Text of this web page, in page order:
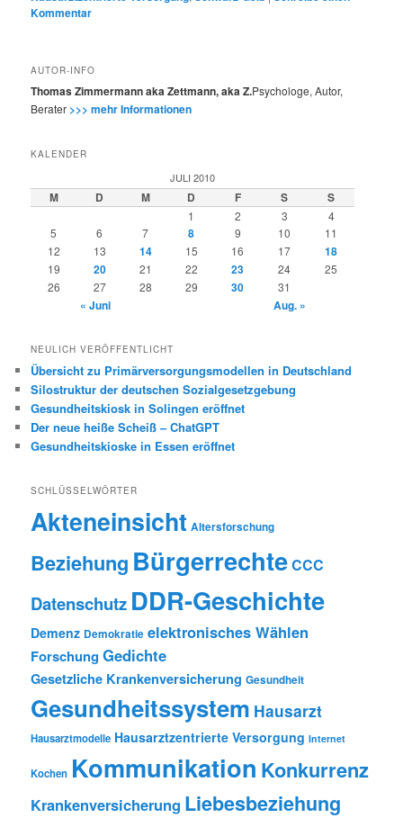
Kommentar
AUTOR-INFO
Thomas Zimmermann aka Zettmann, aka Z.Psychologe, Autor,
Berater >>> mehr Informationen
KALENDER
JULI 2010
M D M D F S S
1 2 3
4
5
6 7 8 9 10
11
12
13 14 15 16 17 18
19 20 21 22 23 24
25
26
27 28 29 30 31
« Juni Aug. »
NEULICH VERÖFFENTLICHT
Übersicht zu Primärversorgungsmodellen in Deutschland
Silostruktur der deutschen Sozialgesetzgebung
Gesundheitskiosk in Solingen eröffnet
Der neue heiße Scheiß – ChatGPT
Gesundheitskioske in Essen eröffnet
SCHLÜSSELWÖRTER
Akteneinsicht Altersforschung
Beziehung BürgerrechteCCC
Datenschutz DDR-Geschichte
Demenz Demokratie elektronisches Wählen
Forschung Gedichte
Gesetzliche Krankenversicherung Gesundheit
Gesundheitssystem Hausarzt
Hausarztmodelle Hausarztzentrierte Versorgung Internet
Kochen Kommunikation Konkurrenz
Krankenversicherung Liebesbeziehung